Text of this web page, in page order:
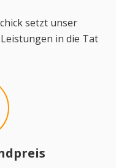
setzt unser
in die Tat